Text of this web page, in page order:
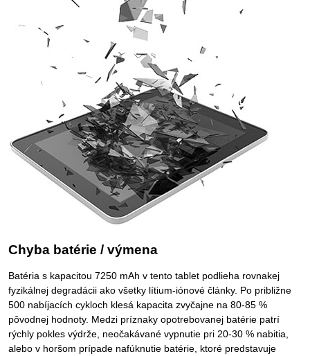
Chyba batérie / výmena
Batéria s kapacitou 7250 mAh v tento tablet podlieha rovnakej
fyzikálnej degradácii ako všetky lítium-iónové články. Po približne
500 nabíjacích cykloch klesá kapacita zvyčajne na 80-85 %
pôvodnej hodnoty. Medzi príznaky opotrebovanej batérie patrí
rýchly pokles výdrže, neočakávané vypnutie pri 20-30 % nabitia,
alebo v horšom prípade nafúknutie batérie, ktoré predstavuje